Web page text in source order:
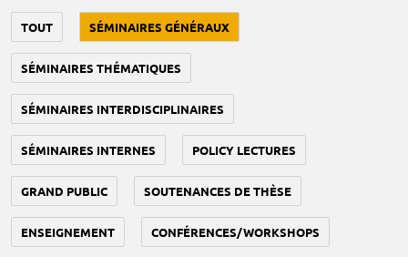
TOUT SÉMINAIRES GÉNÉRAUX
SÉMINAIRES THÉMATIQUES
SÉMINAIRES INTERDISCIPLINAIRES
SÉMINAIRES INTERNES POLICY LECTURES
GRAND PUBLIC SOUTENANCES DE THÈSE
ENSEIGNEMENT CONFÉRENCES/WORKSHOPS